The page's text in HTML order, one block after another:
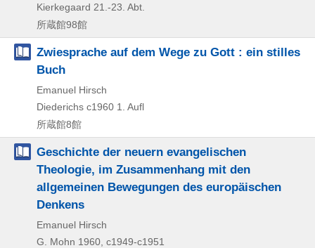
Kierkegaard 21.-23. Abt.
所蔵館98館
Zwiesprache auf dem Wege zu Gott : ein stilles
Buch
Emanuel Hirsch
Diederichs c1960 1. Aufl
所蔵館8館
Geschichte der neuern evangelischen
Theologie, im Zusammenhang mit den
allgemeinen Bewegungen des europäischen
Denkens
Emanuel Hirsch
G. Mohn 1960, c1949-c1951